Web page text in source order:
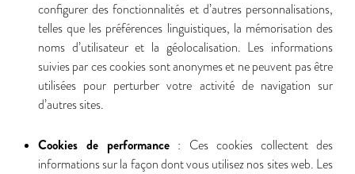
configurer des fonctionnalités et d’autres personnalisations,
telles que les préférences linguistiques, la mémorisation des
noms d’utilisateur et la géolocalisation. Les informations
suivies par ces cookies sont anonymes et ne peuvent pas être
utilisées pour perturber votre activité de navigation sur
d’autres sites.
Cookies de performance : Ces cookies collectent des
informations sur la façon dont vous utilisez nos sites web. Les